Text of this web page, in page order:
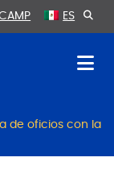
ES
de oficios con la